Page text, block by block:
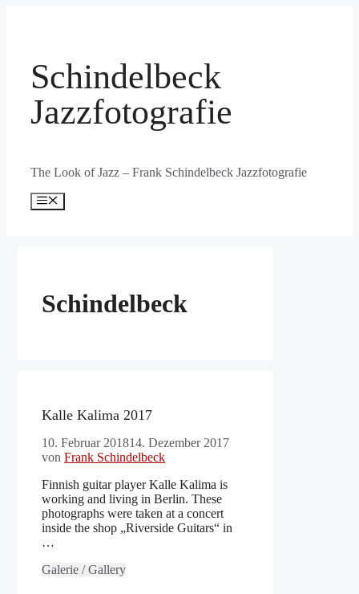
Schindelbeck
Jazzfotografie
The Look of Jazz – Frank Schindelbeck Jazzfotografie
Menü
Schindelbeck
Kalle Kalima 2017
10. Februar 201814. Dezember 2017
von Frank Schindelbeck
Finnish guitar player Kalle Kalima is
working and living in Berlin. These
photographs were taken at a concert
inside the shop „Riverside Guitars“ in
…
Galerie / Gallery